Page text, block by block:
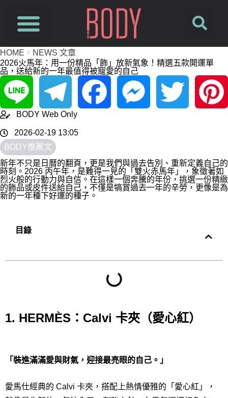
HOME
NEWS 文章
2026火馬年：用一份精品「飾」放新氣象！精選五款開運單
品，送給新的一年最值得被寵愛的自己
Line Telegram Facebook MessengerTwitter Pinterest
BODY Web Only
2026-02-19 13:05
BODY推薦文
新年不只是日曆的翻頁，更是我們與過去告別、重新定義自己的
時刻。2026 丙午年，是難得一見的「雙火赤馬年」，象徵著如
烈火般的行動力與自信。在這樣一個奔騰的年份，挑選一份精緻
的飾品或皮件送給自己，不僅是犒賞過去一年的辛勞，更像是為
新的一年種下好運的種子。
目錄
1. HERMÈS：Calvi 卡夾（愛心紅）
「裝進滿滿愛與財氣，迎接最亮眼的自己。」
愛馬仕經典的 Calvi 卡夾，搭配上熱情優雅的「愛心紅」，